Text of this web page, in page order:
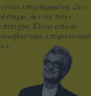
υπερτιμημένη. Δεν
δεν σε πάει
Είναι απλώς
επιφανειακό